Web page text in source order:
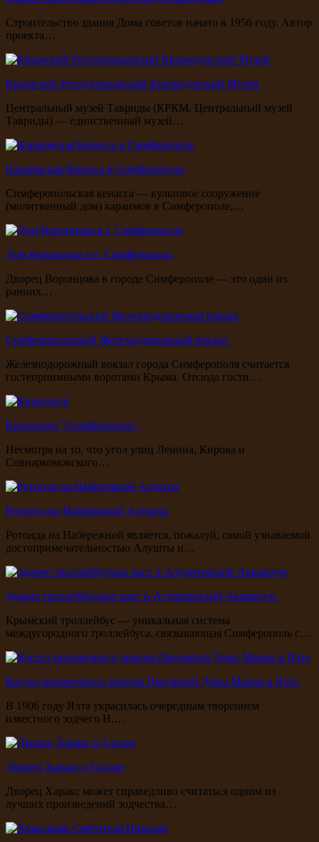
Строительство здания Дома советов начато в 1956 году. Автор
проекта…
Крымский Республиканский Краеведческий Музей
Центральный музей Тавриды (КРКМ, Центральный музей
Тавриды) — единственный музей…
Караимская Кенасса в Симферополе
Симферопольская кенасса — культовое сооружение
(молитвенный дом) караимов в Симферополе,…
Дом Воронцова в г. Симферополь
Дворец Воронцова в городе Симферополе — это один из
ранних…
Симферопольский Железнодорожный вокзал
Железнодорожный вокзал города Симферополя считается
гостеприимными воротами Крыма. Отсюда гости…
Кинотеатр "Симферополь"
Несмотря на то, что угол улиц Ленина, Кирова и
Совнаркомовского…
Ротонда на Набережной Алушты
Ротонда на Набережной является, пожалуй, самой узнаваемой
достопримечательностью Алушты и…
Здание троллейбусных касс и Алуштинский Аквариум
Крымский троллейбус — уникальная система
междугородного троллейбуса, связывающая Симферополь с…
Костел непорочного зачатия Пресвятой Девы Марии в Ялте
В 1906 году Ялта украсилась очередным творением
известного зодчего Н.…
Дворец Харакс в Гаспре
Дворец Харакс может справедливо считаться одним из
лучших произведений зодчества…